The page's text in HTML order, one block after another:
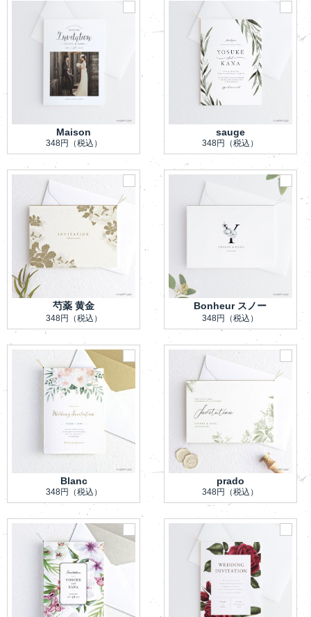
Maison
348円 （税込）
sauge
348円 （税込）
芍薬 黄金
348円 （税込）
Bonheur スノー
348円 （税込）
Blanc
348円 （税込）
prado
348円 （税込）